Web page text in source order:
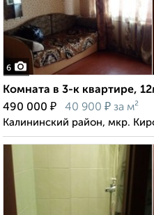
6
Комната в 3-к квартире,
490 000 ₽ 40 900 ₽ за м²
Калининский район, мкр.